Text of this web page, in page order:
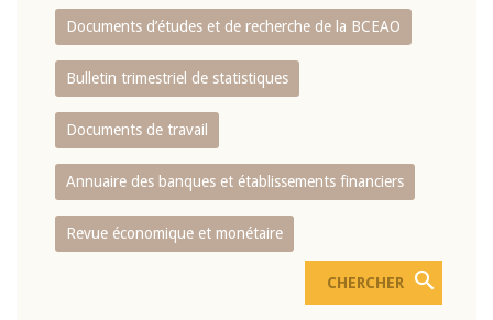
Documents d’études et de recherche de la BCEAO
Bulletin trimestriel de statistiques
Documents de travail
Annuaire des banques et établissements financiers
Revue économique et monétaire